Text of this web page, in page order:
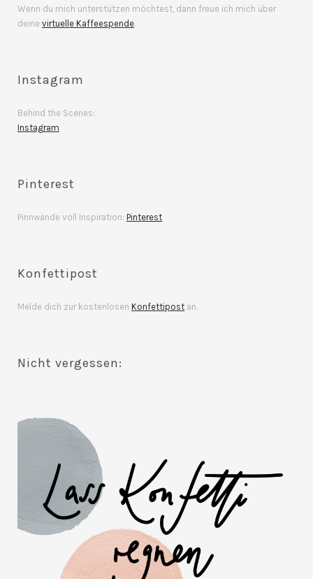
Wenn du mich unterstützen möchtest, dann freue ich mich über
deine virtuelle Kaffeespende.
Instagram
Behind the Scenes:
Instagram
Pinterest
Pinnwände voll Inspiration: Pinterest
Konfettipost
Melde dich zur kostenlosen Konfettipost an.
Nicht vergessen: